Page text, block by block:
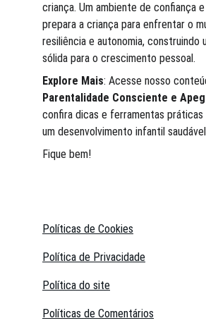
criança. Um ambiente de confiança
prepara a criança para enfrentar o
resiliência e autonomia, construindo
sólida para o crescimento pessoal.
Explore Mais: Acesse nosso
Parentalidade Consciente e
confira dicas e ferramentas práticas
um desenvolvimento infantil
Fique bem!
Política de Privacidade
Políticas de Cookies
Políticas de Comentários
Política do site